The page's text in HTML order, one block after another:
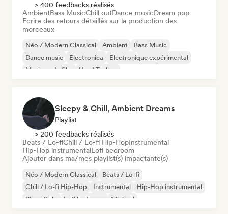
> 400 feedbacks réalisés
AmbientBass MusicChill outDance musicDream pop
Ecrire des retours détaillés sur la production des
morceaux
Néo / Modern Classical Ambient
Bass Music
Dance music
Electronica
Electronique expérimental
Musique de film
Hard Techno
Sleepy & Chill, Ambient Dreams
Playlist
> 200 feedbacks réalisés
Beats / Lo-fiChill / Lo-fi Hip-HopInstrumental
Hip-Hop instrumentalLofi bedroom
Ajouter dans ma/mes playlist(s) impactante(s)
Néo / Modern Classical
Beats / Lo-fi
Chill / Lo-fi Hip-Hop
Instrumental
Hip-Hop instrumental
Piano Solo
Lofi bedroom Minimal